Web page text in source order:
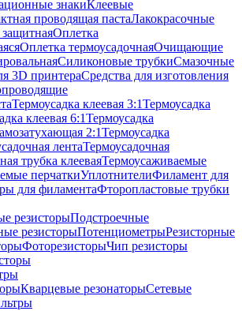
знакиКлеевые
проводящая пастаЛакокрасочные
Оплетка
Оплетка термоусадочнаяОчищающие
Силиконовые трубкиСмазочные
3D принтераСредства для изготовления
Термоусадка клеевая 3:1Термоусадка
клеевая 6:1Термоусадка
2:1Термоусадка
лентаТермоусадочная
трубка клееваяТермоусаживаемые
перчаткиУплотнителиФиламент для
для филаментаФторопластовые трубки
резисторыПодстроечные
резисторыПотенциометрыРезисторные
ФоторезисторыЧип резисторы
Кварцевые резонаторыСетевые